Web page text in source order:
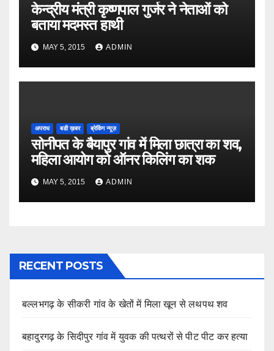
केन्द्रीय मंत्री कृष्णपाल गुर्जर ने नेताओं को
बताया मदमस्त हाथी
MAY 5, 2015 ADMIN
अपराध बडी ख़बर ब्रेकिंग न्यूज़
सोनीपत के बैयापुर गांव में मिला छात्रा का शव,
महिला आयोग को ऑनर किलिंग का शक
MAY 5, 2015 ADMIN
RECENT POSTS
बल्लभगढ़ के सीकरी गांव के खेतों में मिला खून से लथपथ शव
बहादुरगढ़ के सिदीपुर गांव में युवक की पत्थरों से पीट पीट कर हत्या